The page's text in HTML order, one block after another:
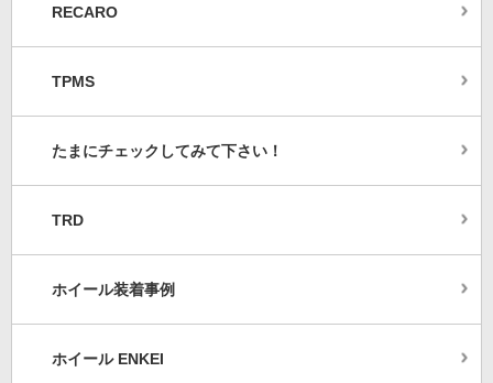
RECARO
TPMS
たまにチェックしてみて下さい！
TRD
ホイール装着事例
ホイール ENKEI